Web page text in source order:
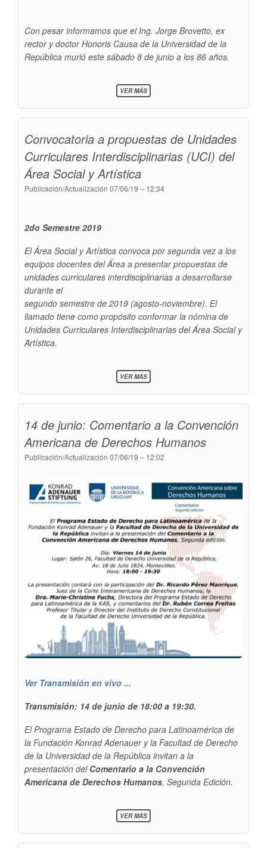
Con pesar informamos que el Ing. Jorge Brovetto, ex
rector y doctor Honoris Causa de la Universidad de la
República murió este sábado 8 de junio a los 86 años.
VER MÁSSOBRE
FALLECIÓ
JORGE
BROVETTO
Convocatoria a propuestas de Unidades
Curriculares Interdisciplinarias (UCI) del
Área Social y Artística
Publicación/Actualización 07/06/19 – 12:34
2do Semestre 2019
El Área Social y Artística convoca por segunda vez a los
equipos docentes del Área a presentar propuestas de
unidades curriculares interdisciplinarias a desarrollarse
durante el
segundo semestre de 2019 (agosto-noviembre). El
llamado tiene como propósito conformar la nómina de
Unidades Curriculares Interdisciplinarias del Área Social y
Artística.
VER MÁSSOBRE
CONVOCATORIA
UNIDADES
CURRICULARES
INTERDISCIPLINARIAS
(UCI)
DEL
ARTÍSTICA
14 de junio: Comentario a la Convención
Americana de Derechos Humanos
Publicación/Actualización 07/06/19 – 12:02
Ver Transmisión en vivo ...
Transmisión: 14 de junio de 18:00 a 19:30.
ElPrograma Estado de Derecho para Latinoamérica de
la Fundación Konrad Adenauer y la Facultad de Derecho
de la Universidad de la República invitan a la
presentación del Comentario a la Convención
Americana de Derechos Humanos, Segunda Edición.
VER MÁSSOBRE
14